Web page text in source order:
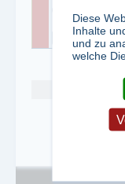
0 23 02/9
0 23 02/
Diese
Inhalte
und zu
welche